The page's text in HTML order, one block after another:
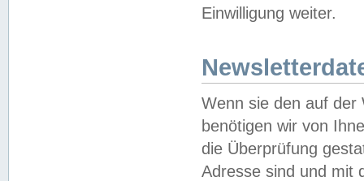
Einwilligung weiter.
Wenn sie den auf der
benötigen wir von
die Überprüfung
Adresse sind und mit